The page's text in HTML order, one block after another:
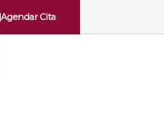
Agendar Cita